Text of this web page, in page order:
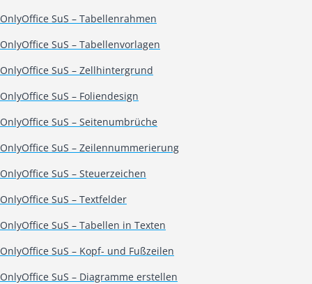
OnlyOffice SuS – Tabellenrahmen
OnlyOffice SuS – Tabellenvorlagen
OnlyOffice SuS – Zellhintergrund
OnlyOffice SuS – Foliendesign
OnlyOffice SuS – Seitenumbrüche
OnlyOffice SuS – Zeilennummerierung
OnlyOffice SuS – Steuerzeichen
OnlyOffice SuS – Textfelder
OnlyOffice SuS – Tabellen in Texten
OnlyOffice SuS – Kopf- und Fußzeilen
OnlyOffice SuS – Diagramme erstellen